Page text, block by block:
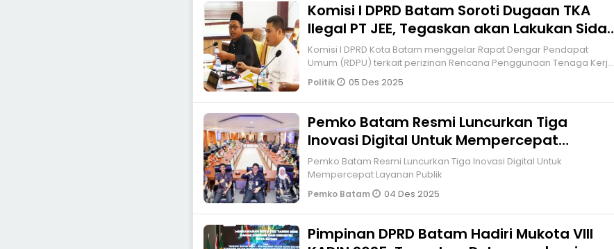
Komisi I DPRD Batam Soroti Dugaan TKA
Ilegal PT JEE, Tegaskan akan Lakukan Sidak
Ulang
Komisi I DPRD Kota Batam menggelar Rapat Dengar Pendapat
Umum (RDPU) terkait perizinan Rencana Penggunaan Tenaga Kerja
Asing (RPTKA)
Politik 05 Des 2025
Pemko Batam Resmi Luncurkan Tiga
Inovasi Digital Untuk Mempercepat
Layanan Publik
Pemko Batam Resmi Luncurkan Tiga Inovasi Digital Untuk
Mempercepat Layanan Publik
Pemko Batam 04 Des 2025
Pimpinan DPRD Batam Hadiri Mukota VIII